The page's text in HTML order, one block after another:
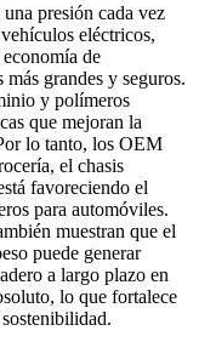
presión cada vez
eléctricos,
de
grandes y seguros.
y polímeros
que mejoran la
lo tanto, los OEM
el chasis
favoreciendo el
para automóviles.
muestran que el
puede generar
a largo plazo en
lo que fortalece